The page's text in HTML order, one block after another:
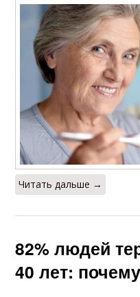
Читать дальше →
82% людей
40 лет: